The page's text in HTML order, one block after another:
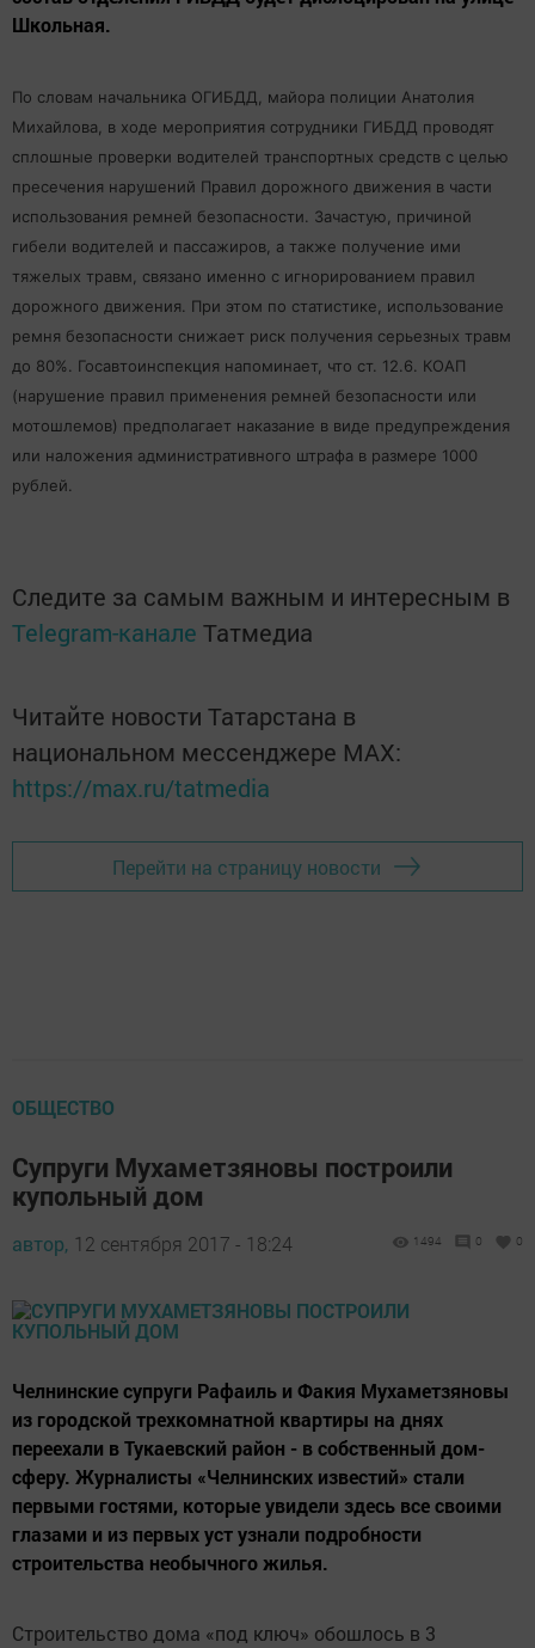
Школьная.
По словам начальника ОГИБДД, майора полиции Анатолия
Михайлова, в ходе мероприятия сотрудники ГИБДД проводят
сплошные проверки водителей транспортных средств с целью
пресечения нарушений Правил дорожного движения в части
использования ремней безопасности. Зачастую, причиной
гибели водителей и пассажиров, а также получение ими
тяжелых травм, связано именно с игнорированием правил
дорожного движения. При этом по статистике, использование
ремня безопасности снижает риск получения серьезных травм
до 80%. Госавтоинспекция напоминает, что ст. 12.6. КОАП
(нарушение правил применения ремней безопасности или
мотошлемов) предполагает наказание в виде предупреждения
или наложения административного штрафа в размере 1000
рублей.
Следите за самым важным и интересным в
Telegram-канале Татмедиа
Читайте новости Татарстана в
национальном мессенджере MАХ:
https://max.ru/tatmedia
Перейти на страницу новости
ОБЩЕСТВО
Супруги Мухаметзяновы построили
купольный дом
автор, 12 сентября 2017 - 18:24 1494 0 0
Челнинские cупруги Рафаиль и Факия Мухаметзяновы
из городской трехкомнатной квартиры на днях
переехали в Тукаевский район - в собственный дом-
сферу. Журналисты «Челнинских известий» стали
первыми гостями, которые увидели здесь все своими
глазами и из первых уст узнали подробности
строительства необычного жилья.
Строительство дома «под ключ» обошлось в 3